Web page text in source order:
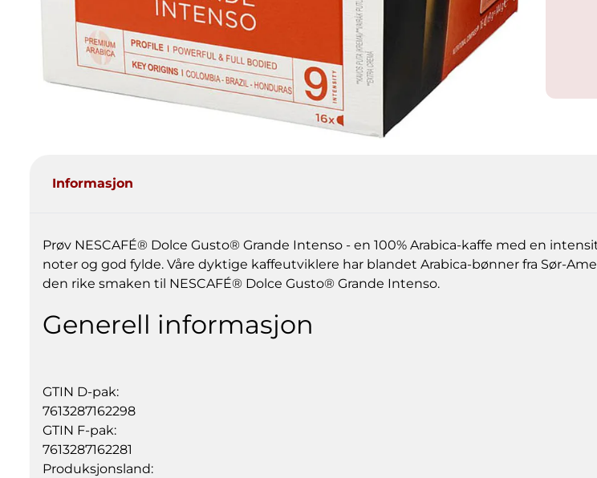
Informasjon
Prøv NESCAFÉ® Dolce Gusto® Grande Intenso - en 100% Arabica-kaffe med en
noter og god fylde. Våre dyktige kaffeutviklere har blandet Arabica-bønner fra Sør-
den rike smaken til NESCAFÉ® Dolce Gusto® Grande Intenso.
Generell informasjon
GTIN D-pak:
7613287162298
GTIN F-pak:
7613287162281
Produksjonsland: